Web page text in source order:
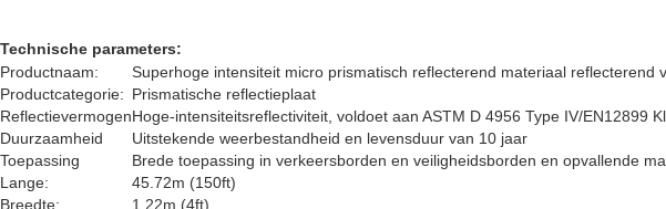
Technische parameters:
Productnaam:
Superhoge intensiteit micro prismatisch reflecterend materiaal reflecterend
Productcategorie: Prismatische reflectieplaat
ReflectievermogenHoge-intensiteitsreflectiviteit, voldoet aan ASTM D 4956 Type IV/EN12899
Duurzaamheid
Uitstekende weerbestandheid en levensduur van 10 jaar
Toepassing
Brede toepassing in verkeersborden en veiligheidsborden en opvallende
Lange:
45.72m (150ft)
Breedte:
1.22m (4ft)